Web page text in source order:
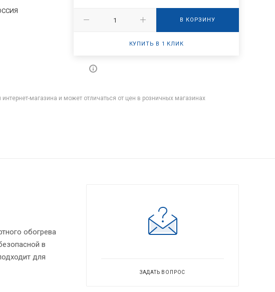
В КОРЗИНУ
КУПИТЬ В 1 КЛИК
магазина и может отличаться от цен в розничных магазинах
обогрева
в
для
ЗАДАТЬ ВОПРОС